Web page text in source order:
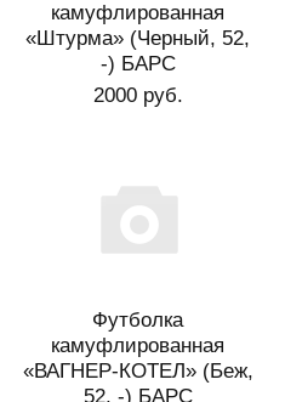
камуфлированная
«Штурма» (Черный, 52,
-) БАРС
2000 руб.
Футболка
камуфлированная
«ВАГНЕР-КОТЕЛ» (Беж,
52, -) БАРС